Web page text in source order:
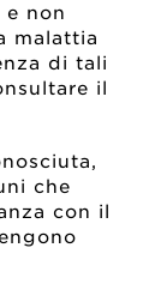
non
malattia
di tali
il
che
con il